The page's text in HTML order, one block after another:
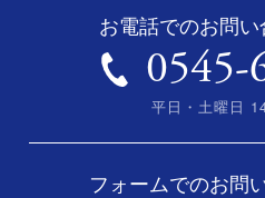
お電話でのお問い
0545-
平日・土曜日
フォームでのお問